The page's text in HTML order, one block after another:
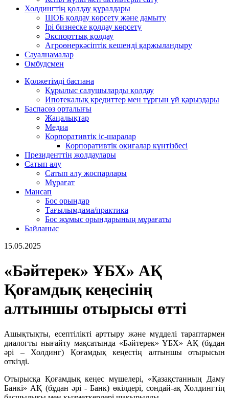
Холдингтің қолдау құралдары
ШОБ қолдау көрсету және дамыту
Ірі бизнеске қолдау көрсету
Экспорттық қолдау
Агроөнеркәсіптік кешенді қаржыландыру
Сауалнамалар
Омбудсмен
Қолжетімді баспана
Құрылыс салушыларды қолдау
Ипотекалық кредиттер мен тұрғын үй қарыздары
Баспасөз орталығы
Жаңалықтар
Медиа
Корпоративтік іс-шаралар
Корпоративтік оқиғалар күнтізбесі
Президенттің жолдаулары
Сатып алу
Сатып алу жоспарлары
Мұрағат
Мансап
Бос орындар
Тағылымдама/практика
Бос жұмыс орындарының мұрағаты
Байланыс
15.05.2025
«Бәйтерек» ҰБХ» АҚ
Қоғамдық кеңесінің
алтыншы отырысы өтті
Ашықтықты, есептілікті арттыру және мүдделі тараптармен
диалогты нығайту мақсатында «Бәйтерек» ҰБХ» АҚ (бұдан
әрі – Холдинг) Қоғамдық кеңестің алтыншы отырысын
өткізді.
Отырысқа Қоғамдық кеңес мүшелері, «Қазақстанның Даму
Банкі» АҚ (бұдан әрі - Банк) өкілдері, сондай-ақ Холдингтің